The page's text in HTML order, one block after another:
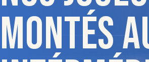
montés